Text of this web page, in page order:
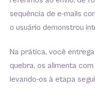
sequência de e-mails
o usuário demonstrou
Na prática, você
quebra, os alimenta
levando-os à etapa